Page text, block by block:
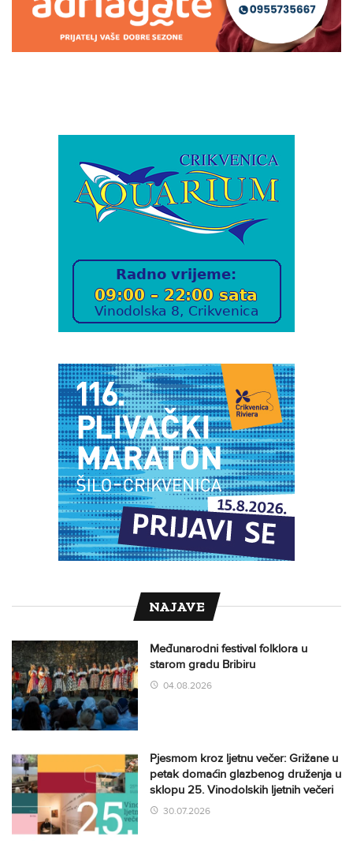
NAJAVE
Međunarodni festival folklora u
starom gradu Bribiru
04.08.2026
Pjesmom kroz ljetnu večer: Grižane u
petak domaćin glazbenog druženja u
sklopu 25. Vinodolskih ljetnih večeri
30.07.2026